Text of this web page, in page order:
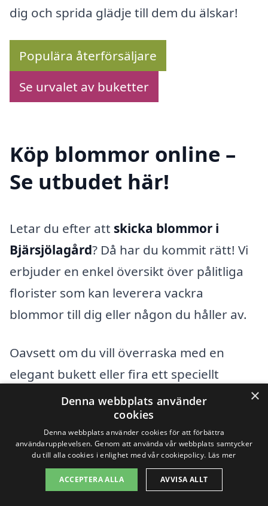
dig och sprida glädje till dem du älskar!
Populära återförsäljare
Se urvalet av buketter
Köp blommor online –
Se utbudet här!
Letar du efter att skicka blommor i
Bjärsjölagård? Då har du kommit rätt! Vi
erbjuder en enkel översikt över pålitliga
florister som kan leverera vackra
blommor till dig eller någon du håller av.
Oavsett om du vill överraska med en
elegant bukett eller fira ett speciellt
tillfälle, finns det många alternativ att
välja mellan. Utforska vårt utbud av
blommor och beställ enkelt online genom
våra rekommenderade återförsäljare.
-41% -40%
×
Denna webbplats använder
cookies
Denna webbplats använder cookies för att förbättra
användarupplevelsen. Genom att använda vår webbplats samtycker
du till alla cookies i enlighet med vår cookiepolicy. Läs mer
ACCEPTERA ALLA AVVISA ALLT